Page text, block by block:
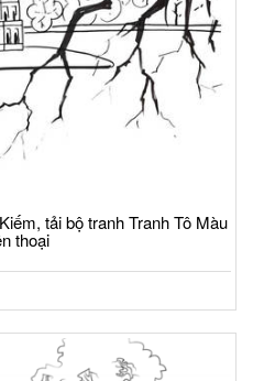
tải bộ tranh Tranh Tô Màu
thoại